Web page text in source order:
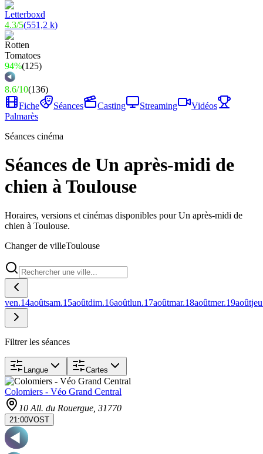
4.3/5(551,2 k)
94%(125)
8.6/10(136)
Fiche
Séances Casting Streaming
Vidéos
Palmarès
Séances cinéma
Séances de Un après-midi de
chien à Toulouse
Horaires, versions et cinémas disponibles pour Un après-midi de
chien à Toulouse.
Changer de villeToulouse
ven.14aoûtsam.15aoûtdim.16aoûtlun.17aoûtmar.18aoûtmer.19août
Filtrer les séances
Langue Cartes
Colomiers - Véo Grand Central
10 All. du Rouergue , 31770
21:00VOST